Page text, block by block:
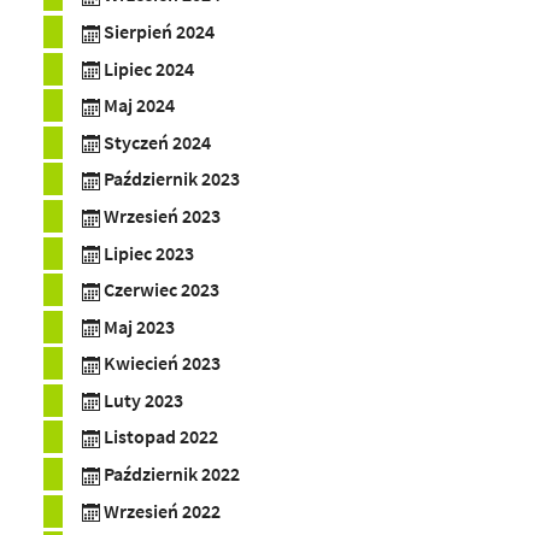
Sierpień 2024
Lipiec 2024
Maj 2024
Styczeń 2024
Październik 2023
Wrzesień 2023
Lipiec 2023
Czerwiec 2023
Maj 2023
Kwiecień 2023
Luty 2023
Listopad 2022
Październik 2022
Wrzesień 2022